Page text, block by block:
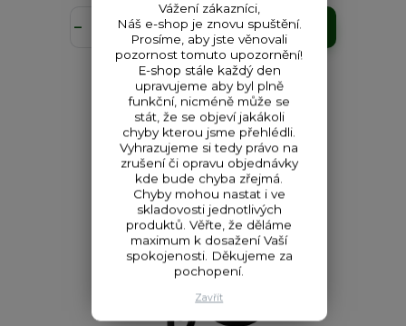
Přidat do košíku
Vážení zákazníci,
Náš e-shop je znovu spuštění.
Prosíme, aby jste věnovali
pozornost tomuto upozornění!
E-shop stále každý den
upravujeme aby byl plně
funkční, nicméně může se
stát, že se objeví jakákoli
chyby kterou jsme přehlédli.
Vyhrazujeme si tedy právo na
zrušení či opravu objednávky
kde bude chyba zřejmá.
Chyby mohou nastat i ve
skladovosti jednotlivých
produktů. Věřte, že děláme
maximum k dosažení Vaší
spokojenosti. Děkujeme za
pochopení.
Zavřít